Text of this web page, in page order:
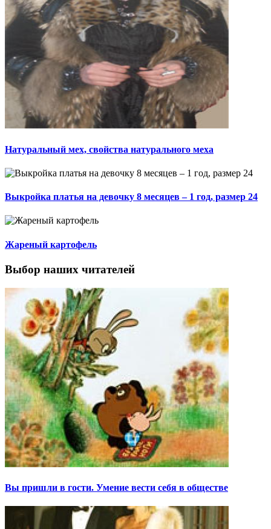
Натуральный мех, свойства натурального меха
Выкройка платья на девочку 8 месяцев – 1 год, размер 24
Жареный картофель
Выбор наших читателей
Вы пришли в гости. Умение вести себя в обществе